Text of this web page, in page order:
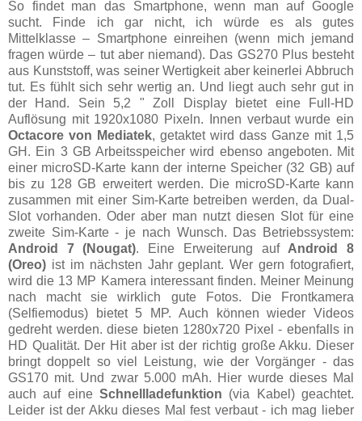
So findet man das Smartphone, wenn man auf Google
sucht. Finde ich gar nicht, ich würde es als gutes
Mittelklasse – Smartphone einreihen (wenn mich jemand
fragen würde – tut aber niemand). Das GS270 Plus besteht
aus Kunststoff, was seiner Wertigkeit aber keinerlei Abbruch
tut. Es fühlt sich sehr wertig an. Und liegt auch sehr gut in
der Hand. Sein 5,2 " Zoll Display bietet eine Full-HD
Auflösung mit 1920x1080 Pixeln. Innen verbaut wurde ein
Octacore von Mediatek, getaktet wird dass Ganze mit 1,5
GH. Ein 3 GB Arbeitsspeicher wird ebenso angeboten. Mit
einer microSD-Karte kann der interne Speicher (32 GB) auf
bis zu 128 GB erweitert werden. Die microSD-Karte kann
zusammen mit einer Sim-Karte betreiben werden, da Dual-
Slot vorhanden. Oder aber man nutzt diesen Slot für eine
zweite Sim-Karte - je nach Wunsch. Das Betriebssystem:
Android 7 (Nougat). Eine Erweiterung auf Android 8
(Oreo) ist im nächsten Jahr geplant. Wer gern fotografiert,
wird die 13 MP Kamera interessant finden. Meiner Meinung
nach macht sie wirklich gute Fotos. Die Frontkamera
(Selfiemodus) bietet 5 MP. Auch können wieder Videos
gedreht werden. diese bieten 1280x720 Pixel - ebenfalls in
HD Qualität. Der Hit aber ist der richtig große Akku. Dieser
bringt doppelt so viel Leistung, wie der Vorgänger - das
GS170 mit. Und zwar 5.000 mAh. Hier wurde dieses Mal
auch auf eine Schnellladefunktion (via Kabel) geachtet.
Leider ist der Akku dieses Mal fest verbaut - ich mag lieber